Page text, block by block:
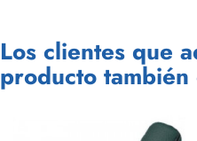
Los clientes que
producto